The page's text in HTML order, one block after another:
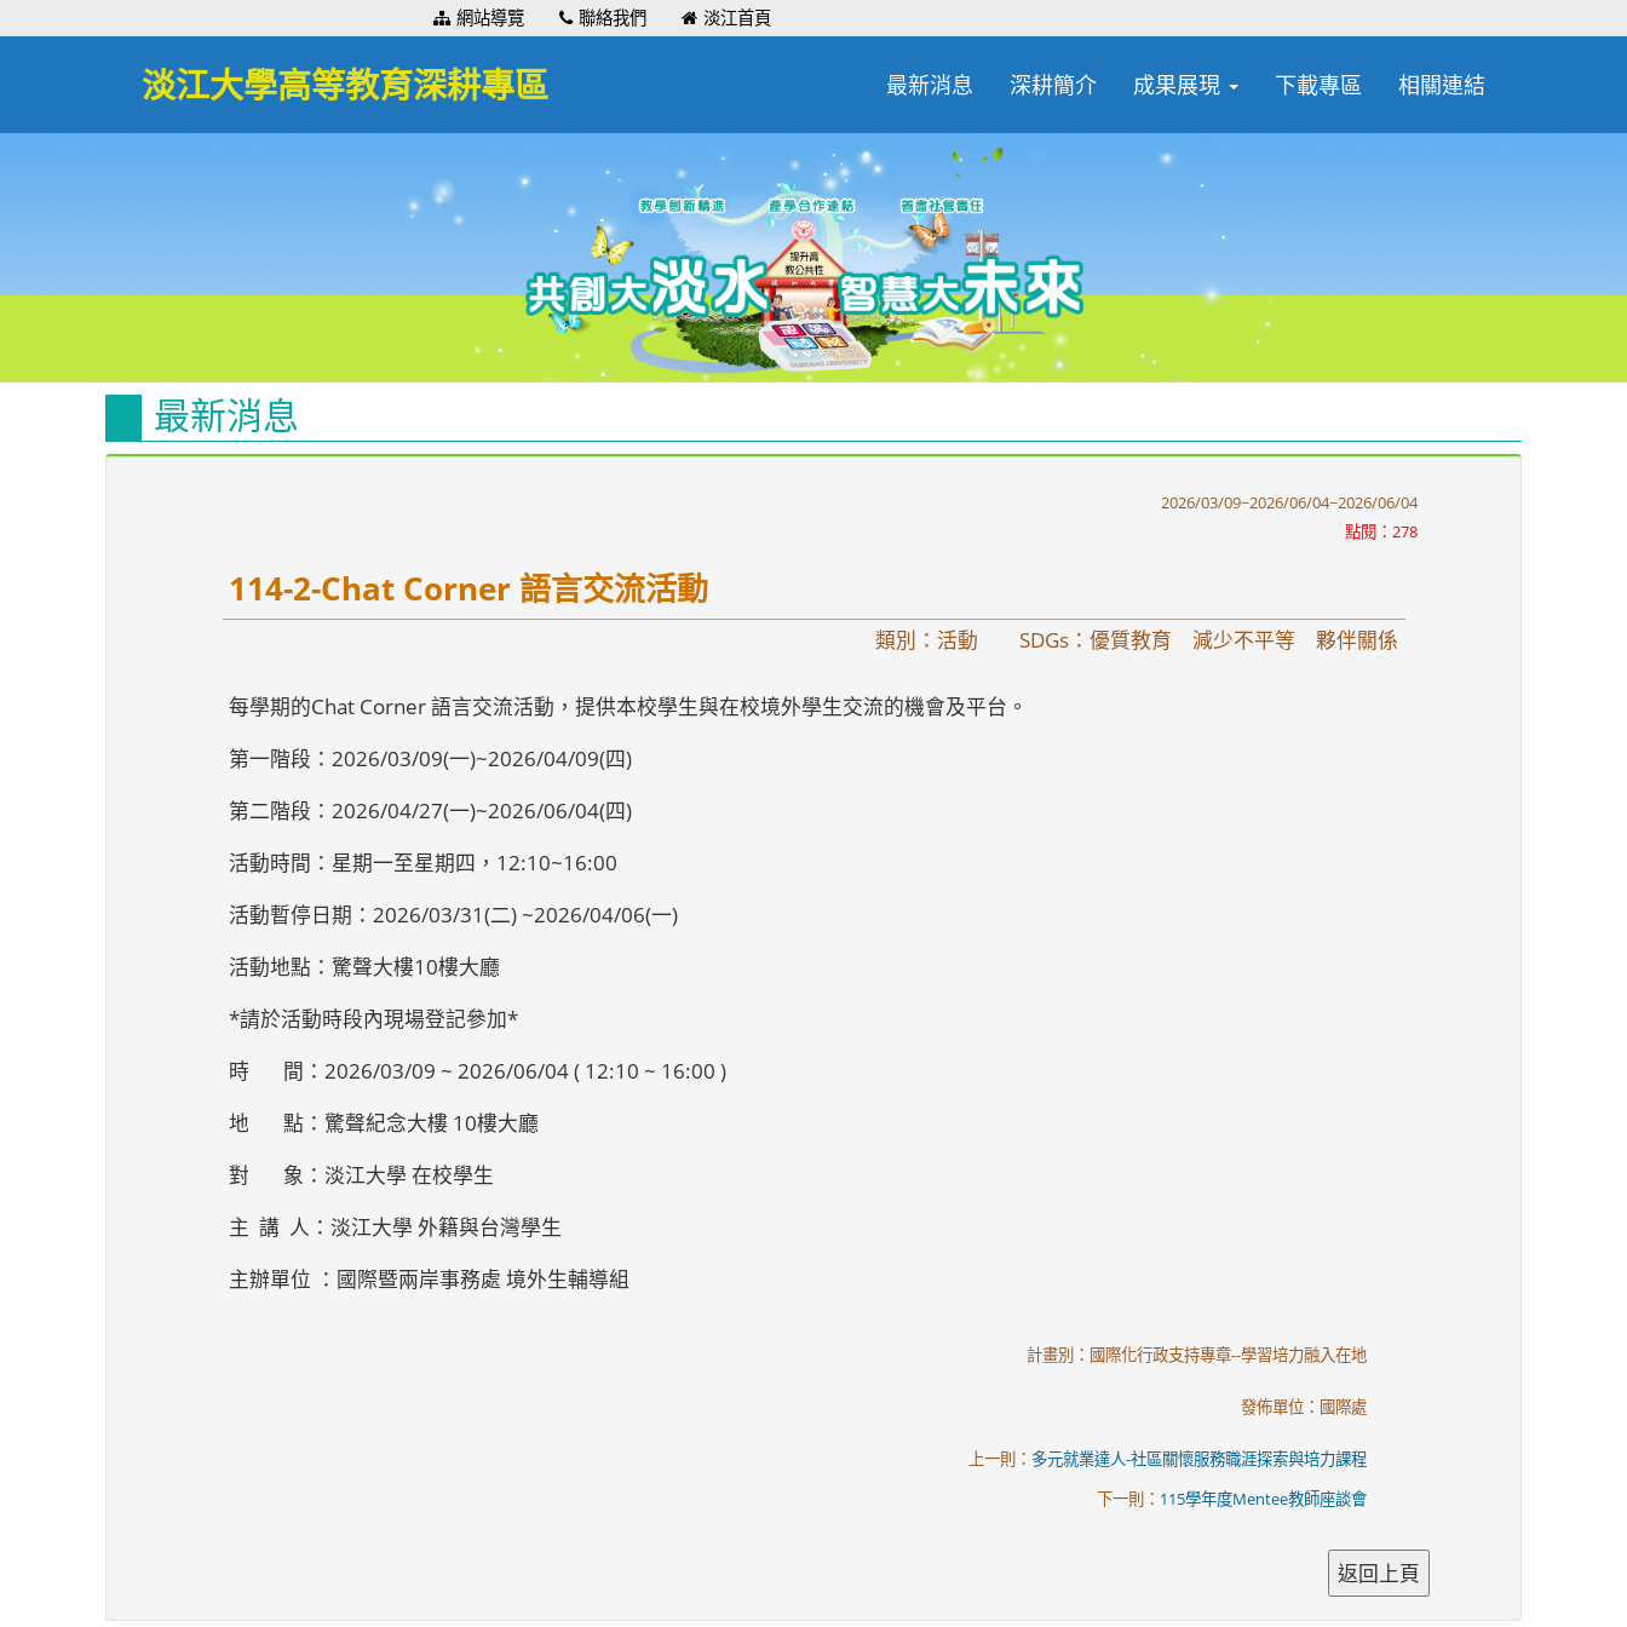
網站導覽 聯絡我們 淡江首頁
淡江大學高等教育深耕專區 最新消息 深耕簡介 成果展現 下載專區 相關連結
最新消息
2026/03/09~2026/06/04~2026/06/04
點閱：278
114-2-Chat Corner 語言交流活動
類別：活動 SDGs：優質教育 減少不平等 夥伴關係
每學期的Chat Corner 語言交流活動，提供本校學生與在校境外學生交流的機會及平台。
第一階段：2026/03/09(一)~2026/04/09(四)
第二階段：2026/04/27(一)~2026/06/04(四)
活動時間：星期一至星期四，12:10~16:00
活動暫停日期：2026/03/31(二) ~2026/04/06(一)
活動地點：驚聲大樓10樓大廳
*請於活動時段內現場登記參加*
時 間：2026/03/09 ~ 2026/06/04 ( 12:10 ~ 16:00 )
地 點：驚聲紀念大樓 10樓大廳
對 象：淡江大學 在校學生
主 講 人：淡江大學 外籍與台灣學生
主辦單位 ：國際暨兩岸事務處 境外生輔導組
計畫別：國際化行政支持專章--學習培力融入在地
發佈單位：國際處
上一則： 多元就業達人-社區關懷服務職涯探索與培力課程
下一則： 115學年度Mentee教師座談會